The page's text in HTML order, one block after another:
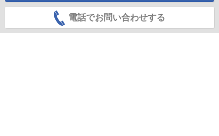
電話でお問い合わせする